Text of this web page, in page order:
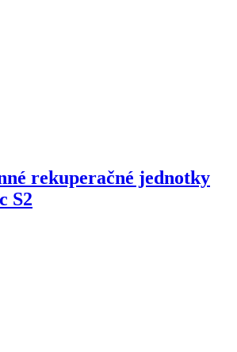
rekuperačné jednotky
S2